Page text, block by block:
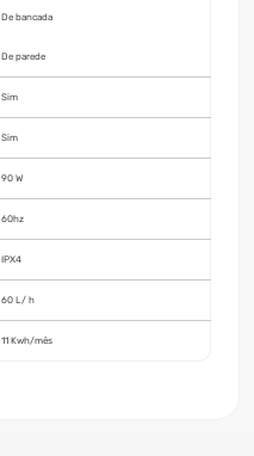
De bancada
De parede
Sim
Sim
90 W
60hz
IPX4
60 L/ h
11 Kwh/mês